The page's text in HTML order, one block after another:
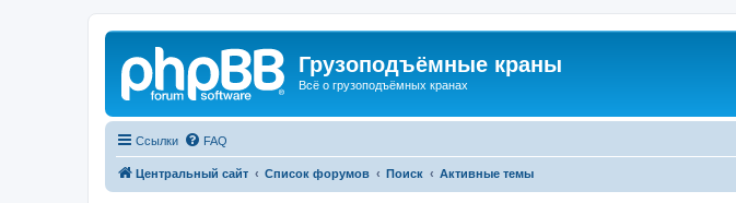
Грузоподъёмные краны
Всё о грузоподъёмных кранах
Ссылки FAQ
Центральный сайт Список форумов Поиск Активные темы